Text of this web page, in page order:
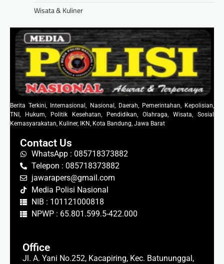
Wisata & Kuliner
Berita Terkini, Internasional, Nasional, Daerah, Pemerintahan, Kepolisian,
TNI, Hukum, Politik Kesehatan, Pendidikan, Olahraga, Wisata, Sosial
Kemasyarakatan, Kuliner, IKN, Kota Bandung, Jawa Barat
Contact Us
WhatsApp : 085718373882
Telepon : 085718373882
jawarapers@gmail.com
Media Polisi Nasional
NIB : 101121000818
NPWP : 65.801.599.5-422.000
Office
Jl. A. Yani No.252, Kacapiring, Kec. Batununggal,